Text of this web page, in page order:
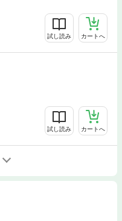
試し読み カートへ
試し読み カートへ